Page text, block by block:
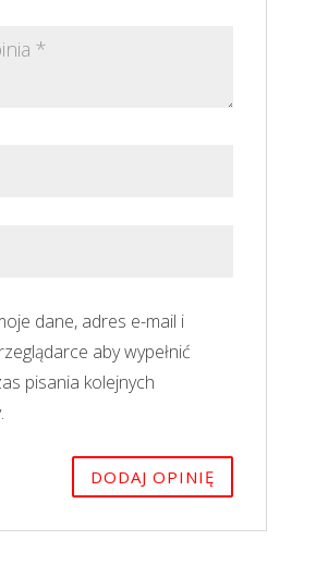
dane, adres e-mail i
aby wypełnić
pisania kolejnych